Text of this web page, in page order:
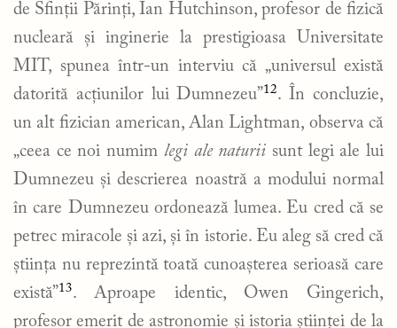
de Sfinții Părinți, Ian Hutchinson, profesor de fizică
nucleară și inginerie la prestigioasa Universitate
MIT, spunea într-un interviu că „universul există
datorită acțiunilor lui Dumnezeu”12. În concluzie,
un alt fizician american, Alan Lightman, observa că
„ceea ce noi numim legi ale naturii sunt legi ale lui
Dumnezeu și descrierea noastră a modului normal
în care Dumnezeu ordonează lumea. Eu cred că se
petrec miracole și azi, și în istorie. Eu aleg să cred că
știința nu reprezintă toată cunoașterea serioasă care
există”13. Aproape identic, Owen Gingerich,
profesor emerit de astronomie și istoria științei de la